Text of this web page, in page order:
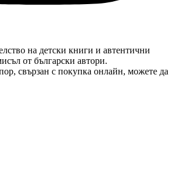
на детски книги и автентични
от български автори.
свързан с покупка онлайн, можете да